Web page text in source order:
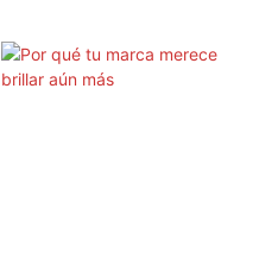
letreros, solo para descubrir
que no tienen la visibilidad